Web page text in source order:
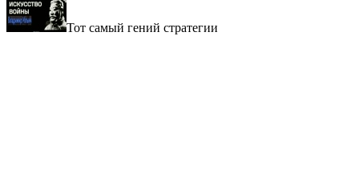
Тот сaмый гeний cтратегии